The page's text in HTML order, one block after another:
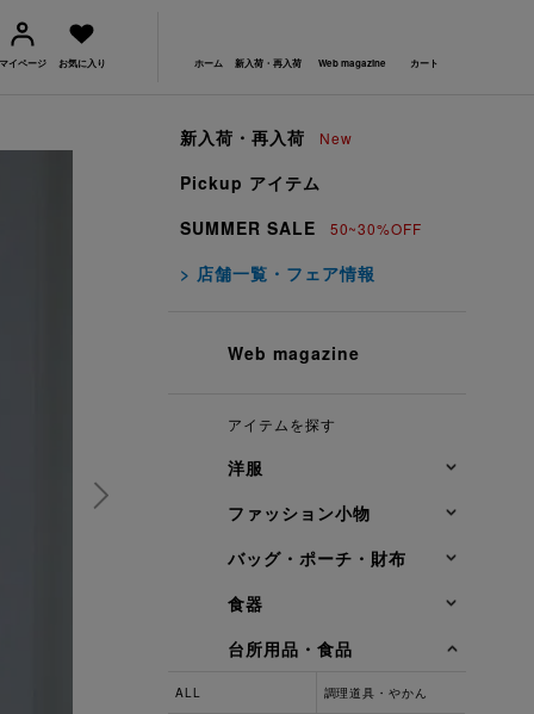
イページ お気に入り ホーム 新入荷・再入荷 Web magazine カート
新入荷・再入荷 New
Pickup アイテム
SUMMER SALE
50~30%OFF
> 店舗一覧・フェア情報
Web magazine
アイテムを探す
洋服
ファッション小物
バッグ・ポーチ・財布
食器
台所用品・食品
ALL 調理道具・やかん